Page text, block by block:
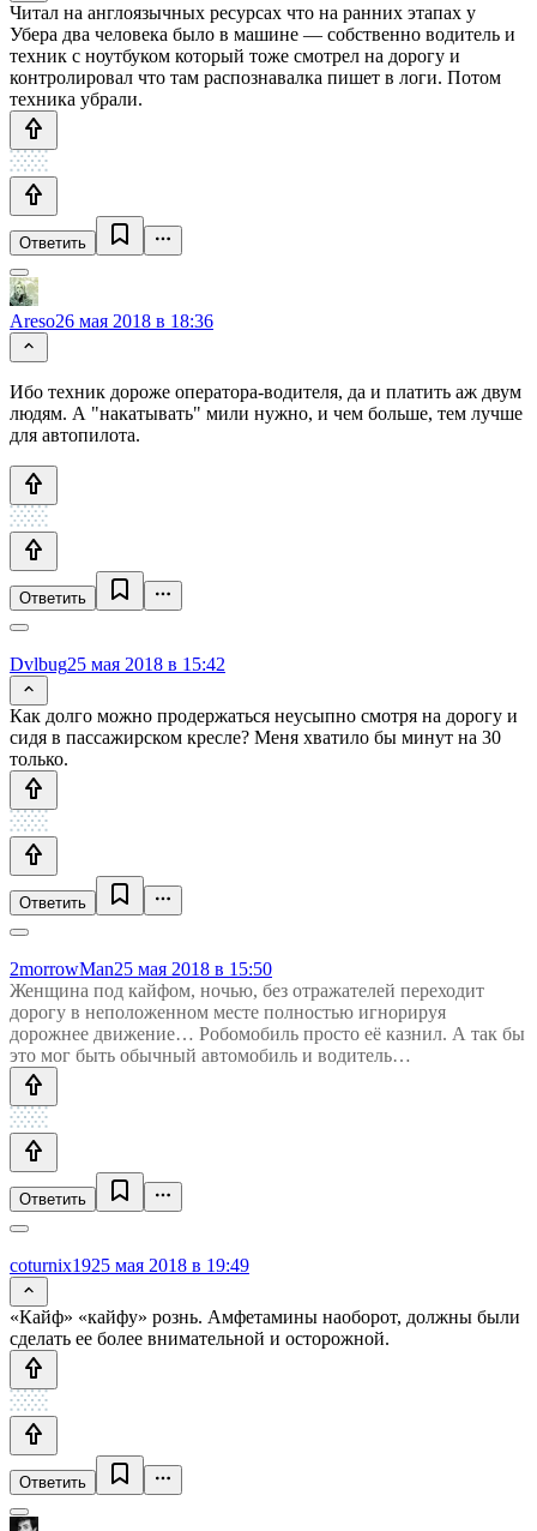
Читал на англоязычных ресурсах что на ранних этапах у
Убера два человека было в машине — собственно водитель и
техник с ноутбуком который тоже смотрел на дорогу и
контролировал что там распознавалка пишет в логи. Потом
техника убрали.
Ответить
Areso26 мая 2018 в 18:36
Ибо техник дороже оператора-водителя, да и платить аж двум
людям. А "накатывать" мили нужно, и чем больше, тем лучше
для автопилота.
Ответить
Dvlbug25 мая 2018 в 15:42
Как долго можно продержаться неусыпно смотря на дорогу и
сидя в пассажирском кресле? Меня хватило бы минут на 30
только.
Ответить
2morrowMan25 мая 2018 в 15:50
Женщина под кайфом, ночью, без отражателей переходит
дорогу в неположенном месте полностью игнорируя
дорожнее движение… Робомобиль просто её казнил. А так бы
это мог быть обычный автомобиль и водитель…
Ответить
coturnix1925 мая 2018 в 19:49
«Кайф» «кайфу» рознь. Амфетамины наоборот, должны были
сделать ее более внимательной и осторожной.
Ответить